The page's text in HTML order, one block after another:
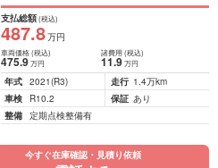
支払総額(税込)
487.8万円
車両価格(税込)
475.9万円
諸費用 (税込)
11.9 万円
年式 2021(R3) 走行 1.4万km
車検
R10.2 保証 あり
整備 定期点検整備有
今すぐ在庫確認・見積り依頼